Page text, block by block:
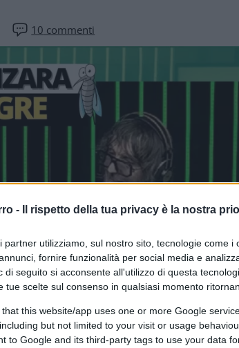
- Il rispetto della tua privacy è la nostra
partner utilizziamo, sul nostro sito, tecnologie come i
fornire funzionalità per social media e
di seguito si acconsente all'utilizzo di questa
tue scelte sul consenso in qualsiasi momento
that this website/app uses one or more Google
but not limited to your visit or usage
to Google and its third-party tags to use your data
10 commenti